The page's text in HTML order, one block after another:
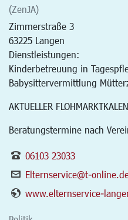
(ZenJA)
Zimmerstraße 3
63225 Langen
Dienstleistungen:
Kinderbetreuung in
Babysittervermittlung
AKTUELLER
Beratungstermine nach
06103 23033
Elternservice@t-
www.elternservice-